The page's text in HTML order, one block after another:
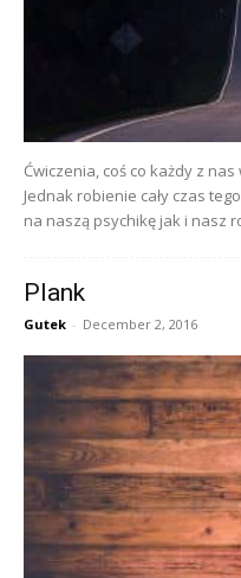
Ćwiczenia, coś co każdy z
Jednak robienie cały czas
na naszą psychikę jak i nasz
Plank
Gutek - December 2, 2016